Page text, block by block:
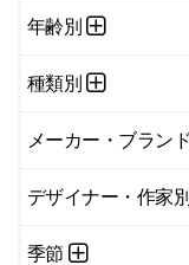
年齢別
種類別
メーカー・ブラン
デザイナー・作家別
季節